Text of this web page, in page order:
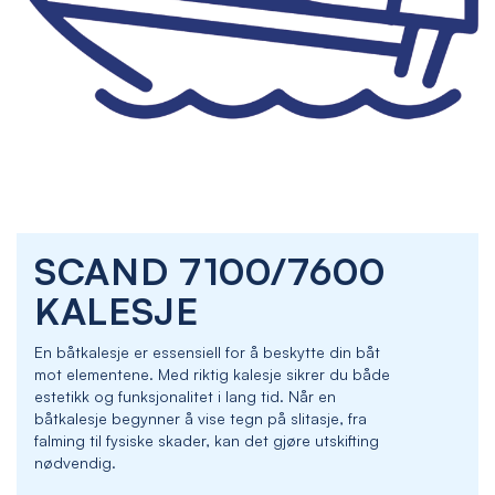
SCAND 7100/7600
KALESJE
En båtkalesje er essensiell for å beskytte din båt
mot elementene. Med riktig kalesje sikrer du både
estetikk og funksjonalitet i lang tid. Når en
båtkalesje begynner å vise tegn på slitasje, fra
falming til fysiske skader, kan det gjøre utskifting
nødvendig.
the
beginning
the
images
gallery